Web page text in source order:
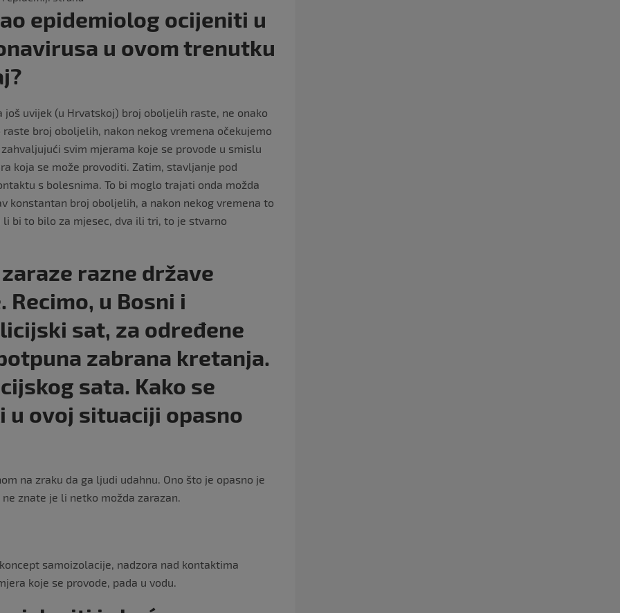
epidemiolog ocijeniti u
u ovom trenutku
uvijek (u Hrvatskoj) broj oboljelih raste, ne onako
broj oboljelih, nakon nekog vremena očekujemo
svim mjerama koje se provode u smislu
koja se može provoditi. Zatim, stavljanje pod
s bolesnima. To bi moglo trajati onda možda
konstantan broj oboljelih, a nakon nekog vremena to
bi to bilo za mjesec, dva ili tri, to je stvarno
razne države
u Bosni i
sat, za određene
zabrana kretanja.
sata. Kako se
u ovoj situaciji opasno
na zraku da ga ljudi udahnu. Ono što je opasno je
znate je li netko možda zarazan.
samoizolacije, nadzora nad kontaktima
koje se provode, pada u vodu.